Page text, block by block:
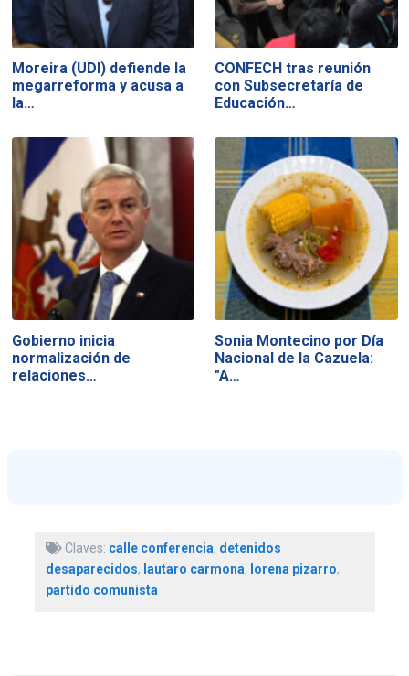
Moreira (UDI) defiende la
megarreforma y acusa a
la…
CONFECH tras reunión
con Subsecretaría de
Educación…
Gobierno inicia
normalización de
relaciones…
Sonia Montecino por Día
Nacional de la Cazuela:
"A…
Claves: calle conferencia, detenidos
desaparecidos, lautaro carmona, lorena pizarro,
partido comunista